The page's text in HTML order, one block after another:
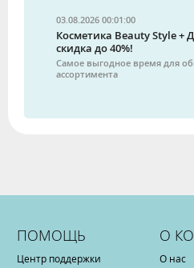
03.08.2026 00:01:00
Косметика Beauty Style +
скидка до 40%!
Самое выгодное время для
ассортимента
ПОМОЩЬ
Центр поддержки
О
О нас